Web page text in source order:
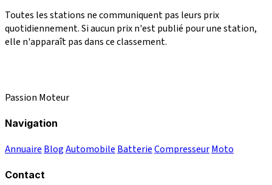
Toutes les stations ne communiquent pas leurs prix
quotidiennement. Si aucun prix n'est publié pour une station,
elle n'apparaît pas dans ce classement.
Passion Moteur
Navigation
Annuaire BlogAutomobile BatterieCompresseurMoto
Contact